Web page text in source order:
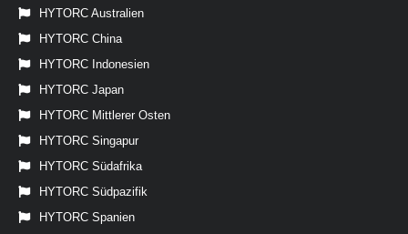
HYTORC Australien
HYTORC China
HYTORC Indonesien
HYTORC Japan
HYTORC Mittlerer Osten
HYTORC Singapur
HYTORC Südafrika
HYTORC Südpazifik
HYTORC Spanien